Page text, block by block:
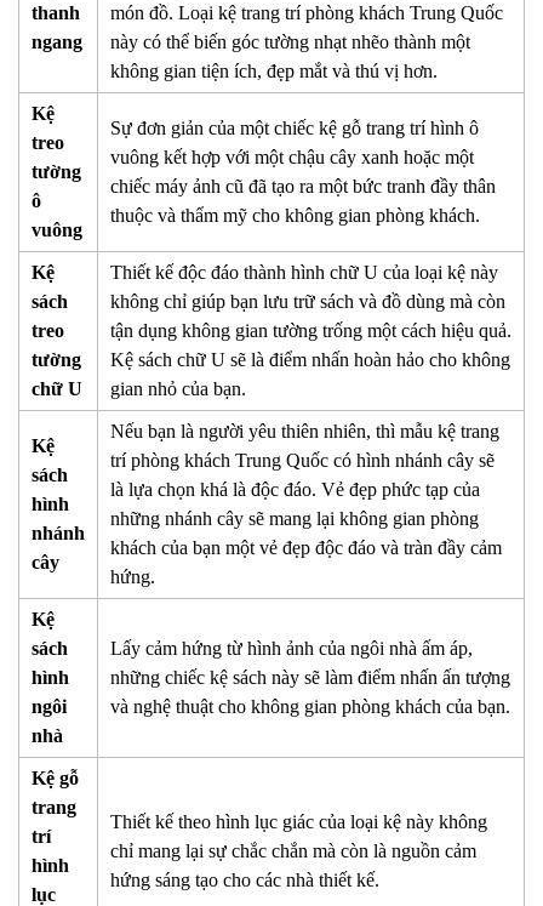
thanh
ngang
món đồ. Loại kệ trang trí phòng khách Trung Quốc
này có thể biến góc tường nhạt nhẽo thành một
không gian tiện ích, đẹp mắt và thú vị hơn.
Kệ
treo
tường
ô
vuông
Sự đơn giản của một chiếc kệ gỗ trang trí hình ô
vuông kết hợp với một chậu cây xanh hoặc một
chiếc máy ảnh cũ đã tạo ra một bức tranh đầy thân
thuộc và thẩm mỹ cho không gian phòng khách.
Kệ
sách
treo
tường
chữ U
Thiết kế độc đáo thành hình chữ U của loại kệ này
không chỉ giúp bạn lưu trữ sách và đồ dùng mà còn
tận dụng không gian tường trống một cách hiệu quả.
Kệ sách chữ U sẽ là điểm nhấn hoàn hảo cho không
gian nhỏ của bạn.
Kệ
sách
hình
nhánh
cây
Nếu bạn là người yêu thiên nhiên, thì mẫu kệ trang
trí phòng khách Trung Quốc có hình nhánh cây sẽ
là lựa chọn khá là độc đáo. Vẻ đẹp phức tạp của
những nhánh cây sẽ mang lại không gian phòng
khách của bạn một vẻ đẹp độc đáo và tràn đầy cảm
hứng.
Kệ
sách
hình
ngôi
nhà
Lấy cảm hứng từ hình ảnh của ngôi nhà ấm áp,
những chiếc kệ sách này sẽ làm điểm nhấn ấn tượng
và nghệ thuật cho không gian phòng khách của bạn.
Kệ gỗ
trang
trí
hình
lục
Thiết kế theo hình lục giác của loại kệ này không
chỉ mang lại sự chắc chắn mà còn là nguồn cảm
hứng sáng tạo cho các nhà thiết kế.